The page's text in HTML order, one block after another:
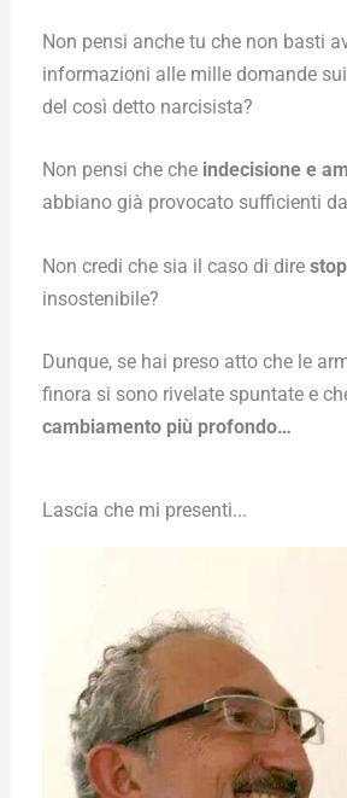
Non pensi anche tu che non basti
informazioni alle mille domande
del così detto narcisista?
Non pensi che che indecisione e
abbiano già provocato sufficienti
Non credi che sia il caso di dire stop
insostenibile?
Dunque, se hai preso atto che le
finora si sono rivelate spuntate e
cambiamento più profondo…
Lascia che mi presenti...